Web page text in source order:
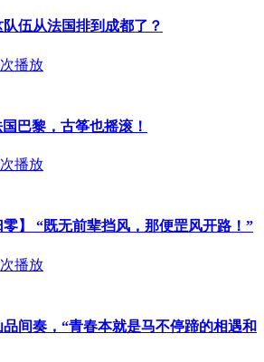
伍从法国排到成都了？
播放
国巴黎，古筝也摇滚！
播放
零】 “既无前辈挡风，那便罡风开路！”
播放
间奏，“青春本就是马不停蹄的相遇和